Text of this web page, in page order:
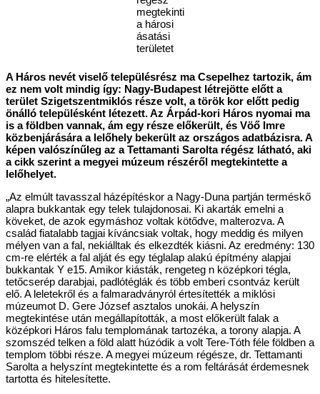
megtekinti
a hárosi
ásatási
területet
A Háros nevét viselő településrész ma Csepelhez tartozik, ám
ez nem volt mindig így: Nagy-Budapest létrejötte előtt a
terület Szigetszentmiklós része volt, a török kor előtt pedig
önálló településként létezett. Az Árpád-kori Háros nyomai ma
is a földben vannak, ám egy része előkerült, és Vöő Imre
közbenjárására a lelőhely bekerült az országos adatbázisra. A
képen valószínűleg az a Tettamanti Sarolta régész látható, aki
a cikk szerint a megyei múzeum részéről megtekintette a
lelőhelyet.
„Az elmúlt tavasszal házépítéskor a Nagy-Duna partján terméskő
alapra bukkantak egy telek tulajdonosai. Ki akarták emelni a
köveket, de azok egymáshoz voltak kötődve, malterozva. A
család fiatalabb tagjai kíváncsiak voltak, hogy meddig és milyen
mélyen van a fal, nekiálltak és elkezdték kiásni. Az eredmény: 130
cm-re elérték a fal alját és egy téglalap alakú építmény alapjai
bukkantak Y e15. Amikor kiásták, rengeteg n középkori tégla,
tetőcserép darabjai, padlótéglák és több emberi csontváz került
elő. A leletekről és a falmaradványról értesítették a miklósi
múzeumot D. Gere József asztalos unokái. A helyszín
megtekintése után megállapították, a most előkerült falak a
középkori Háros falu templomának tartozéka, a torony alapja. A
szomszéd telken a föld alatt húzódik a volt Tere-Tóth féle földben a
templom többi része. A megyei múzeum régésze, dr. Tettamanti
Sarolta a helyszínt megtekintette és a rom feltárását érdemesnek
tartotta és hitelesítette.